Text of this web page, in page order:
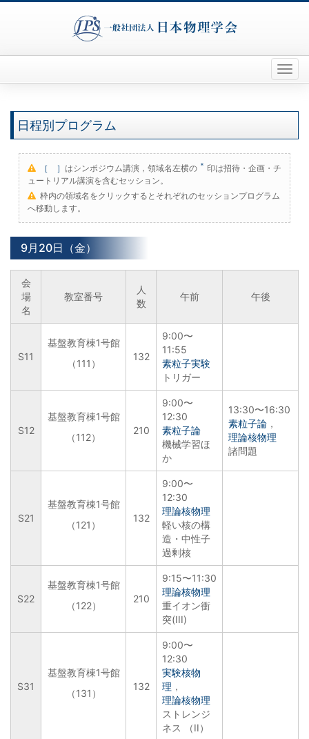
日程別プログラム
［ ］ はシンポジウム講演，領域名左横の ＊ 印は招待・企画・チ
ュートリアル講演を含むセッション。
枠内の領域名をクリックするとそれぞれのセッションプログラム
へ移動します。
9月20日（金）
会
場
名
教室番号
人
数
午前 午後
S11
基盤教育棟1号館
（111）
132
9:00〜
11:55
素粒子実験
トリガー
S12
基盤教育棟1号館
（112）
210
9:00〜
12:30
素粒子論
機械学習ほ
か
13:30〜16:30
素粒子論 ，
理論核物理
諸問題
S21
基盤教育棟1号館
（121）
132
9:00〜
12:30
理論核物理
軽い核の構
造・中性子
過剰核
S22
基盤教育棟1号館
（122）
210
9:15〜11:30
理論核物理
重イオン衝
突(III)
S31
基盤教育棟1号館
（131）
132
9:00〜
12:30
実験核物
理 ，
理論核物理
ストレンジ
ネス （II）